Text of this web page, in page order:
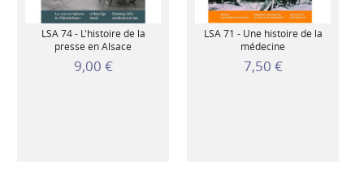
LSA 74 - L'histoire de la
presse en Alsace
9,00 €
LSA 71 - Une histoire de la
médecine
7,50 €